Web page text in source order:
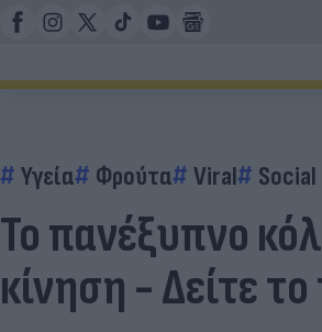
Υγεία Φρούτα Viral Social
To πανέξυπνο
κίνηση - Δείτε το